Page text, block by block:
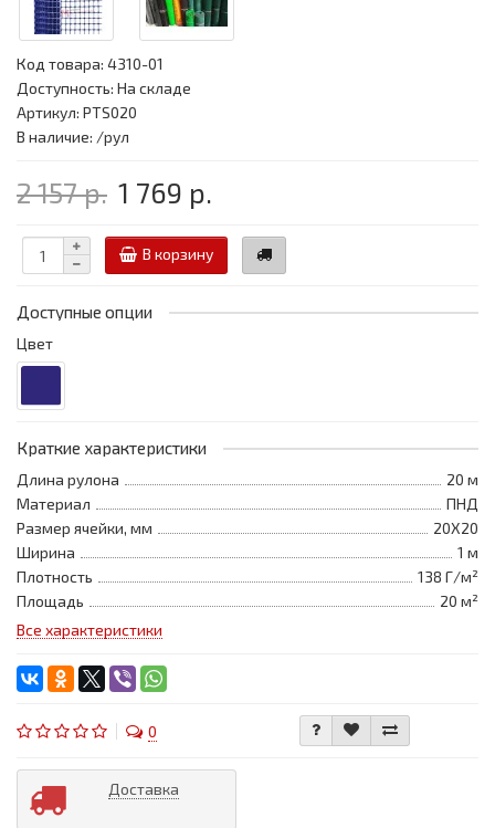
Код товара: 4310-01
Доступность: На складе
Артикул: PTS020
В наличие: /рул
2 157 р. 1 769 р.
В корзину
Доступные опции
Цвет
Краткие характеристики
Длина рулона
20 м
Материал
ПНД
Размер ячейки, мм
20Х20
Ширина
1 м
Плотность
138 Г/м²
Площадь
20 м²
Все характеристики
0
Доставка